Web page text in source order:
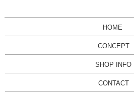
HOME
CONCEPT
SHOP INFO
CONTACT